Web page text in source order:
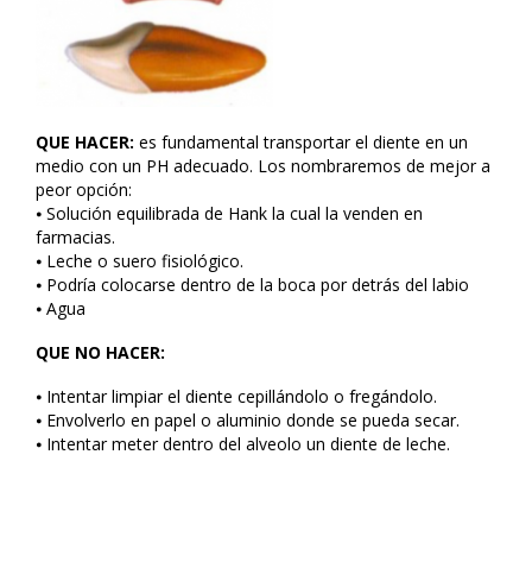
QUE HACER: es fundamental transportar el diente en un
medio con un PH adecuado. Los nombraremos de mejor a
peor opción:
⦁ Solución equilibrada de Hank la cual la venden en
farmacias.
⦁ Leche o suero fisiológico.
⦁ Podría colocarse dentro de la boca por detrás del labio
⦁ Agua
QUE NO HACER:
⦁ Intentar limpiar el diente cepillándolo o fregándolo.
⦁ Envolverlo en papel o aluminio donde se pueda secar.
⦁ Intentar meter dentro del alveolo un diente de leche.